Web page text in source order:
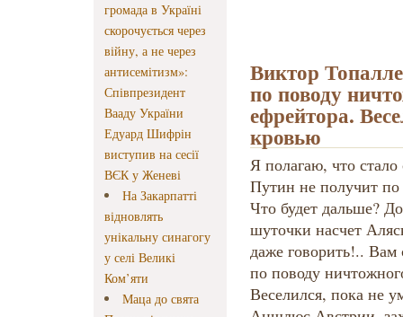
громада в Україні
скорочується через
війну, а не через
антисемітизм»:
Співпрезидент
Вааду України
Едуард Шифрін
виступив на сесії
ВЄК у Женеві
На Закарпатті
відновлять
унікальну синагогу
у селі Великі
Ком’яти
Маца до свята
Виктор
по поводу
ефрейтора.
кровью
Я полагаю, что
Путин не получит по
Что будет дальше?
шуточки насчет
даже говорить!..
по поводу
Веселился, пока не